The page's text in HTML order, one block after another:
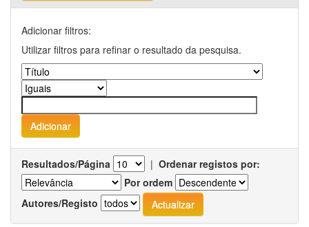
Adicionar filtros:
Utilizar filtros para refinar o resultado da pesquisa.
Resultados/Página | Ordenar registos por:
Por ordem
Autores/Registo